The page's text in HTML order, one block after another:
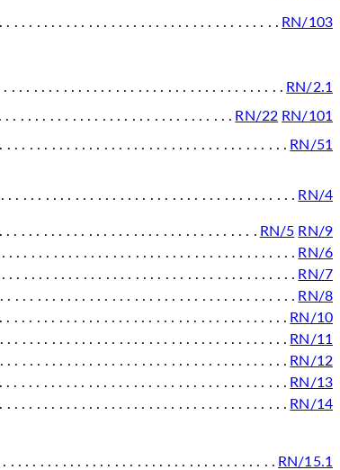
RN/103
RN/2.1
RN/22 RN/101
RN/51
RN/4
RN/5 RN/9
RN/6
RN/7
RN/8
RN/10
RN/11
RN/12
RN/13
RN/14
RN/15.1